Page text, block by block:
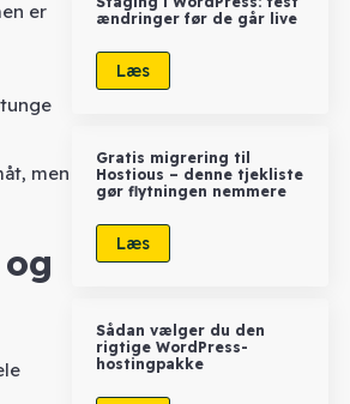
er
men
ændringer før de går live
Læs
Gratis migrering til
Hostious – denne tjekliste
gør flytningen nemmere
Læs
Sådan vælger du den
rigtige WordPress-
hostingpakke